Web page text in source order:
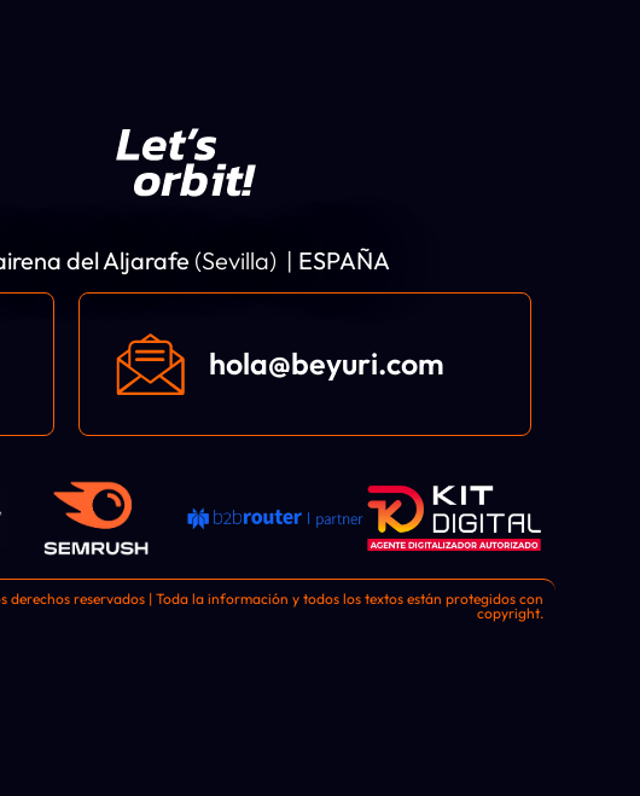
del Aljarafe (Sevilla) | ESPAÑA
hola@beyuri.com
derechos reservados | Toda la información y todos los textos están protegidos con
copyright.